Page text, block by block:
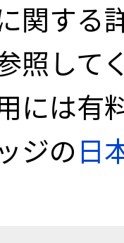
関する
照して
には有
ジの日